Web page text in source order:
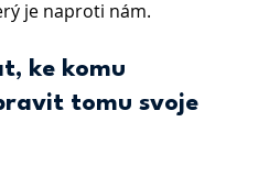
je naproti nám.
ke komu
tomu svoje